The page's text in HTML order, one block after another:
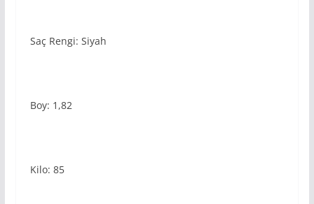
Saç Rengi: Siyah
Boy: 1,82
Kilo: 85